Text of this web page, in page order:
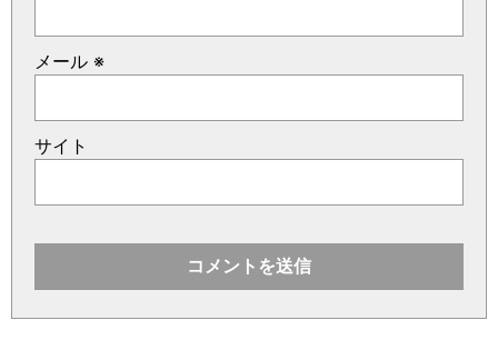
メール ※
サイト